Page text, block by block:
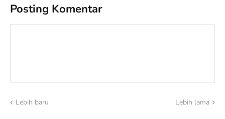
Posting Komentar
Lebih baru Lebih lama